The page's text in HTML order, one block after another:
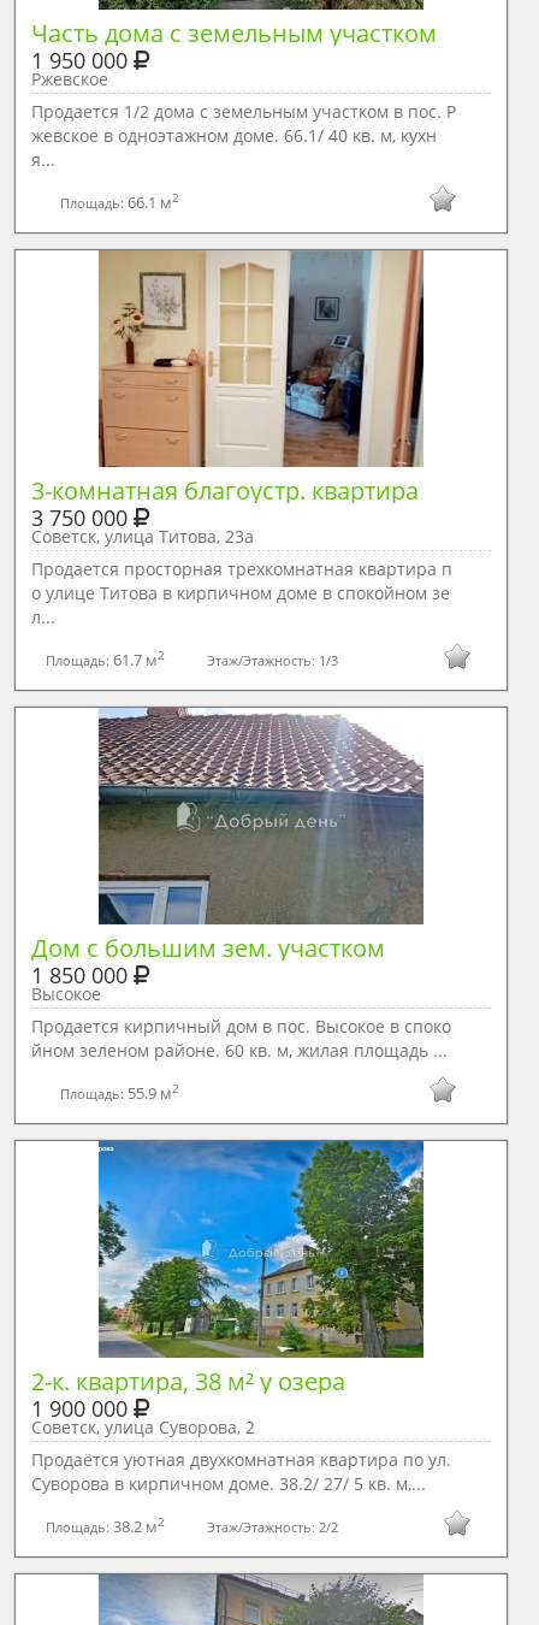
Часть дома с земельным участком
1 950 000
Ржевское
Продается 1/2 дома с земельным участком в пос. Р
жевское в одноэтажном доме. 66.1/ 40 кв. м, кухн
я...
Площадь:66.1 м2
3-комнатная благоустр. квартира
3 750 000
Советск, улица Титова, 23а
Продается просторная трехкомнатная квартира п
о улице Титова в кирпичном доме в спокойном зе
л...
Площадь:61.7 м2 Этаж/Этажность: 1/3
Дом с большим зем. участком
1 850 000
Высокое
Продается кирпичный дом в пос. Высокое в споко
йном зеленом районе. 60 кв. м, жилая площадь ...
Площадь: 55.9 м2
2-к. квартира, 38 м² у озера
1 900 000
Советск, улица Суворова, 2
Пpoдaётся уютнaя двухкомнатная квартирa по ул.
Суворова в кирпичнoм домe. 38.2/ 27/ 5 кв. м,...
Площадь:38.2 м2 Этаж/Этажность: 2/2